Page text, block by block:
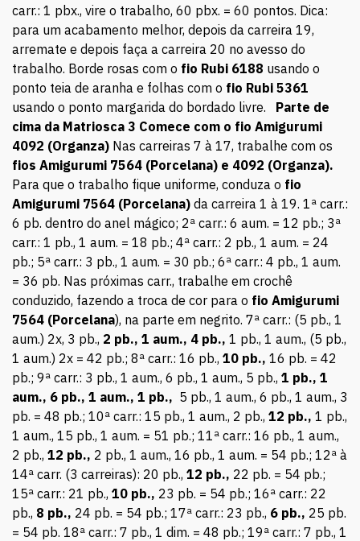
carr.: 1 pbx., vire o trabalho, 60 pbx. = 60 pontos. Dica:
para um acabamento melhor, depois da carreira 19,
arremate e depois faça a carreira 20 no avesso do
trabalho. Borde rosas com o fio Rubi 6188 usando o
ponto teia de aranha e folhas com o fio Rubi 5361
usando o ponto margarida do bordado livre. Parte de
cima da Matriosca 3 Comece com o fio Amigurumi
4092 (Organza) Nas carreiras 7 à 17, trabalhe com os
fios Amigurumi 7564 (Porcelana) e 4092 (Organza).
Para que o trabalho fique uniforme, conduza o fio
Amigurumi 7564 (Porcelana) da carreira 1 à 19. 1ª carr.:
6 pb. dentro do anel mágico; 2ª carr.: 6 aum. = 12 pb.; 3ª
carr.: 1 pb., 1 aum. = 18 pb.; 4ª carr.: 2 pb., 1 aum. = 24
pb.; 5ª carr.: 3 pb., 1 aum. = 30 pb.; 6ª carr.: 4 pb., 1 aum.
= 36 pb. Nas próximas carr., trabalhe em crochê
conduzido, fazendo a troca de cor para o fio Amigurumi
7564 (Porcelana), na parte em negrito. 7ª carr.: (5 pb., 1
aum.) 2x, 3 pb., 2 pb., 1 aum., 4 pb., 1 pb., 1 aum., (5 pb.,
1 aum.) 2x = 42 pb.; 8ª carr.: 16 pb., 10 pb., 16 pb. = 42
pb.; 9ª carr.: 3 pb., 1 aum., 6 pb., 1 aum., 5 pb., 1 pb., 1
aum., 6 pb., 1 aum., 1 pb., 5 pb., 1 aum., 6 pb., 1 aum., 3
pb. = 48 pb.; 10ª carr.: 15 pb., 1 aum., 2 pb., 12 pb., 1 pb.,
1 aum., 15 pb., 1 aum. = 51 pb.; 11ª carr.: 16 pb., 1 aum.,
2 pb., 12 pb., 2 pb., 1 aum., 16 pb., 1 aum. = 54 pb.; 12ª à
14ª carr. (3 carreiras): 20 pb., 12 pb., 22 pb. = 54 pb.;
15ª carr.: 21 pb., 10 pb., 23 pb. = 54 pb.; 16ª carr.: 22
pb., 8 pb., 24 pb. = 54 pb.; 17ª carr.: 23 pb., 6 pb., 25 pb.
= 54 pb. 18ª carr.: 7 pb., 1 dim. = 48 pb.; 19ª carr.: 7 pb., 1